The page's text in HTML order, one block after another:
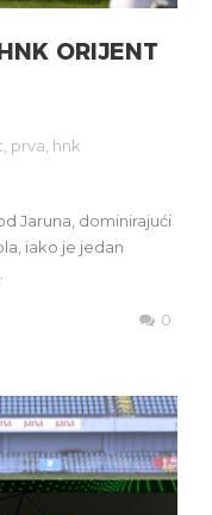
ORIJENT
prva hnk
Jaruna, dominirajući
iako je jedan
0